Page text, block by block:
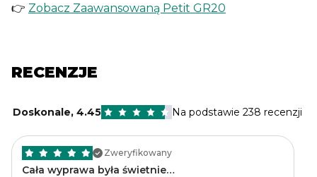
👉 Zobacz Zaawansowaną Petit GR20
RECENZJE
Doskonale,4.45 Na podstawie 238 recenzji
Zweryfikowany
Cała wyprawa była świetnie…